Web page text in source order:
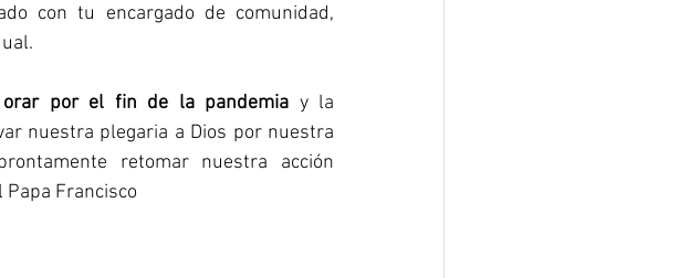
con tu encargado de comunidad,
orar por el fin de la pandemia y la
nuestra plegaria a Dios por nuestra
retomar nuestra acción
Francisco